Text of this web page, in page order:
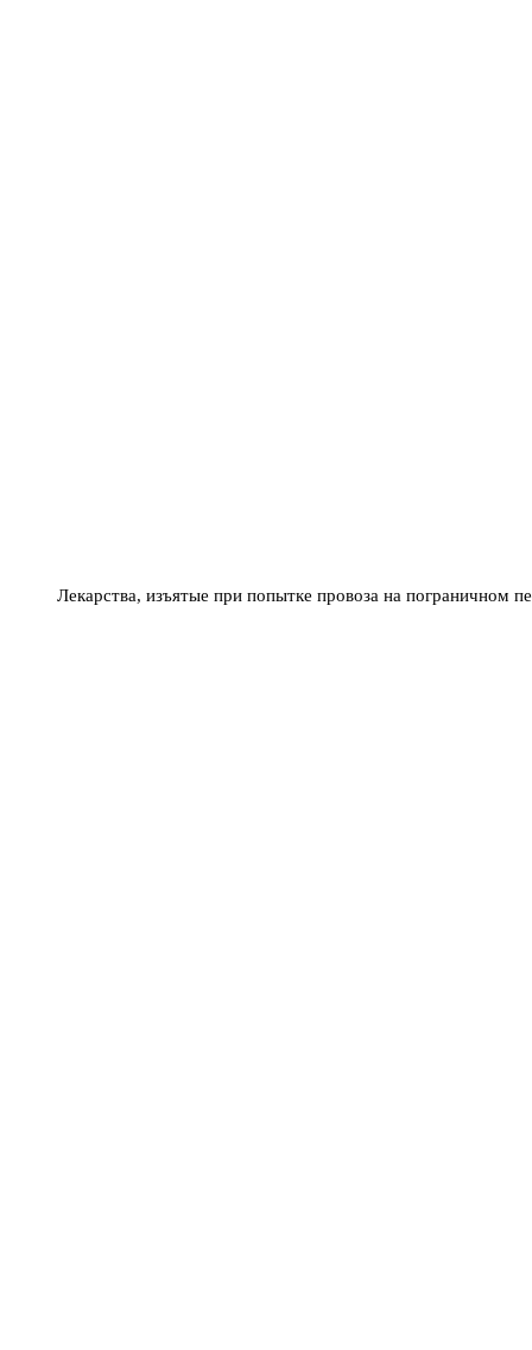
Лекарства, изъятые при попытке провоза на